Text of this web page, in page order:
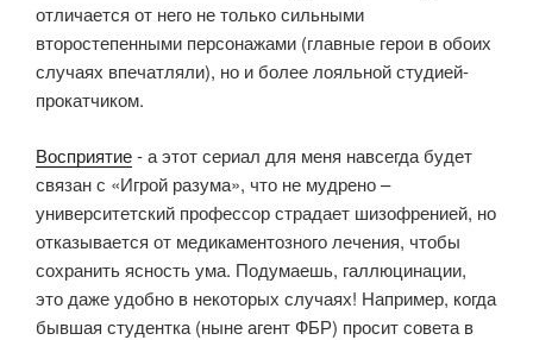
отличается от него не только сильными
второстепенными персонажами (главные герои в обоих
случаях впечатляли), но и более лояльной студией-
прокатчиком.
Восприятие- а этот сериал для меня навсегда будет
связан с «Игрой разума», что не мудрено –
университетский профессор страдает шизофренией, но
отказывается от медикаментозного лечения, чтобы
сохранить ясность ума. Подумаешь, галлюцинации,
это даже удобно в некоторых случаях! Например, когда
бывшая студентка (ныне агент ФБР) просит совета в